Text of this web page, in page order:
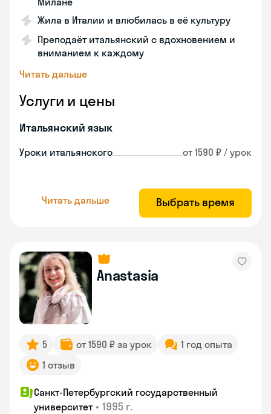
Жила в Италии и влюбилась в её культуру
Преподаёт итальянский с вдохновением и
вниманием к каждому
Читать дальше
Услуги и цены
Итальянский язык
Уроки итальянского от 1590 ₽ / урок
Читать дальше Выбрать время
Anastasia
5 от 1590 ₽ за урок
1 год опыта
1 отзыв
Санкт-Петербургский государственный
университет • 1995 г.